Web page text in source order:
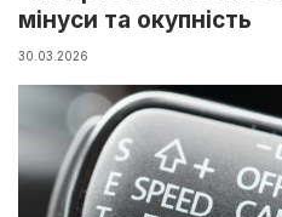
мінуси та окупність
30.03.2026